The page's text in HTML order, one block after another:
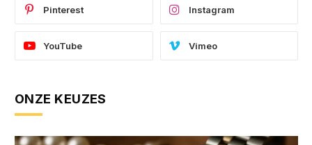
Pinterest Instagram
YouTube Vimeo
ONZE KEUZES